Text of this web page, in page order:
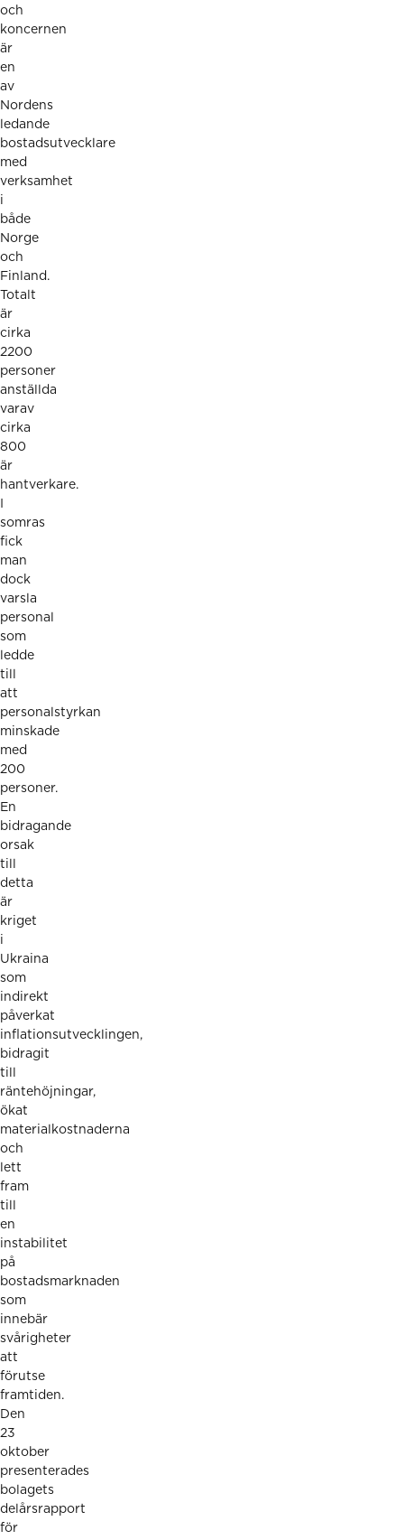
och
koncernen
är
en
av
Nordens
ledande
bostadsutvecklare
med
verksamhet
i
både
Norge
och
Finland.
Totalt
är
cirka
2200
personer
anställda
varav
cirka
800
är
hantverkare.
somras
fick
man
dock
varsla
personal
som
ledde
till
att
personalstyrkan
minskade
med
200
personer.
En
bidragande
orsak
till
detta
är
kriget
i
Ukraina
som
indirekt
påverkat
inflationsutvecklingen,
bidragit
till
räntehöjningar,
ökat
materialkostnaderna
och
lett
fram
till
en
instabilitet
på
bostadsmarknaden
som
innebär
svårigheter
att
förutse
framtiden.
Den
23
oktober
presenterades
bolagets
delårsrapport
för